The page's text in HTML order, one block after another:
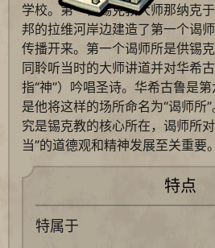
学校。第一位锡克教大师那纳克
邦的拉维河岸边建造了第一个谒
传播开来。第一个谒师所是供锡
同聆听当时的大师讲道并对华希
指“神”）吟唱圣诗。华希古鲁是
是他将这样的场所命名为“谒师所
究是锡克教的核心所在，谒师所
当”的道德观和精神发展至关重要。
特点
特属于